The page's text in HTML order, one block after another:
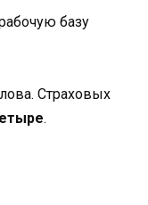
базу
Страховых
.